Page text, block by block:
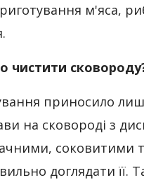
м'яса,
чистити
приносило
на сковороді з
соковитими
доглядати її.